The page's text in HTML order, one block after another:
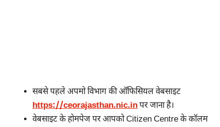
सबसे पहले अपमो विभाग की ऑफिसियल वेबसाइट
https://ceorajasthan.nic.inपर जाना है।
वेबसाइट के होमपेज पर आपको Citizen Centre के कॉलम